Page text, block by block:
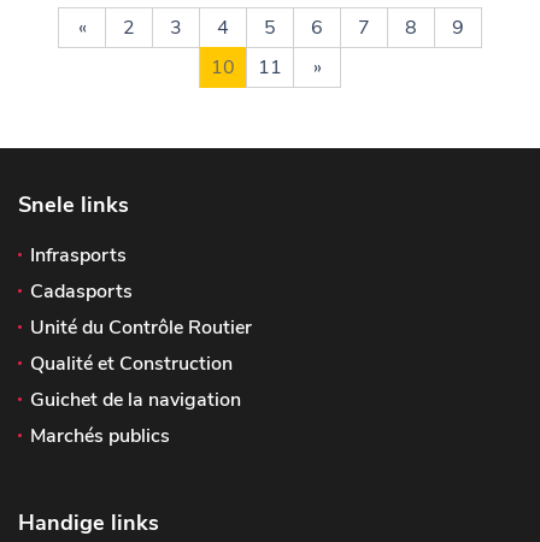
« 2 3 4 5 6 7 8
9
10
11 »
Snele links
Infrasports
Cadasports
Unité du Contrôle Routier
Qualité et Construction
Guichet de la navigation
Marchés publics
Handige links